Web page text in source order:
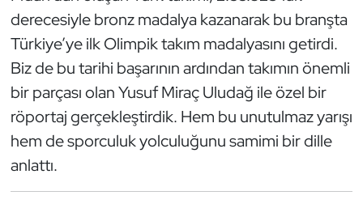
derecesiyle bronz madalya kazanarak bu branşta
Türkiye’ye ilk Olimpik takım madalyasını getirdi.
Biz de bu tarihi başarının ardından takımın önemli
bir parçası olan Yusuf Miraç Uludağ ile özel bir
röportaj gerçekleştirdik. Hem bu unutulmaz yarışı
hem de sporculuk yolculuğunu samimi bir dille
anlattı.
Futsal
Genel
Golf
Güreş
Halter